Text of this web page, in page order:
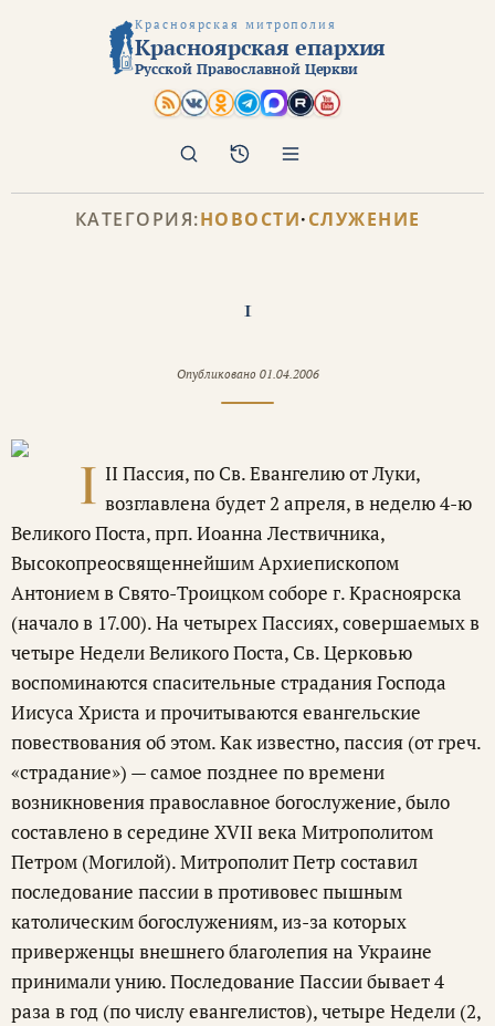
Красноярская митрополия
Красноярская епархия
Русской Православной Церкви
Архив
Поиск
КАТЕГОРИЯ:НОВОСТИ·СЛУЖЕНИЕ
1
Опубликовано 01.04.2006
I II Пассия, по Св. Евангелию от Луки,
возглавлена будет 2 апреля, в неделю 4-ю
Великого Поста, прп. Иоанна Лествичника,
Высокопреосвященнейшим Архиепископом
Антонием в Свято-Троицком соборе г. Красноярска
(начало в 17.00). На четырех Пассиях, совершаемых в
четыре Недели Великого Поста, Св. Церковью
воспоминаются спасительные страдания Господа
Иисуса Христа и прочитываются евангельские
повествования об этом. Как известно, пассия (от греч.
«страдание») — самое позднее по времени
возникновения православное богослужение, было
составлено в середине XVII века Митрополитом
Петром (Могилой). Митрополит Петр составил
последование пассии в противовес пышным
католическим богослужениям, из-за которых
приверженцы внешнего благолепия на Украине
принимали унию. Последование Пассии бывает 4
раза в год (по числу евангелистов), четыре Недели (2,